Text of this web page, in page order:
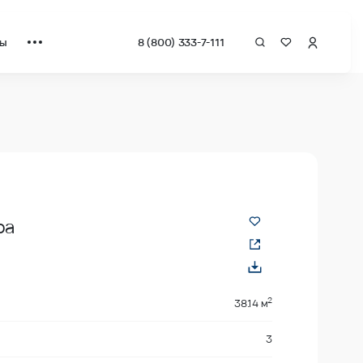
8 (800) 333-7-111
38.14 м2
3